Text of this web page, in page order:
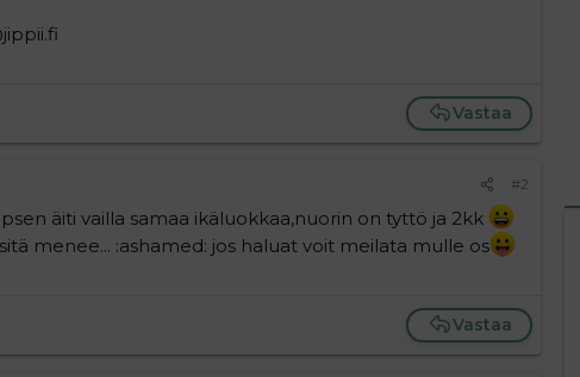
Vastaa
#2
äiti vailla samaa ikäluokkaa,nuorin on tyttö ja 2kk
menee... :ashamed: jos haluat voit meilata mulle os
Vastaa